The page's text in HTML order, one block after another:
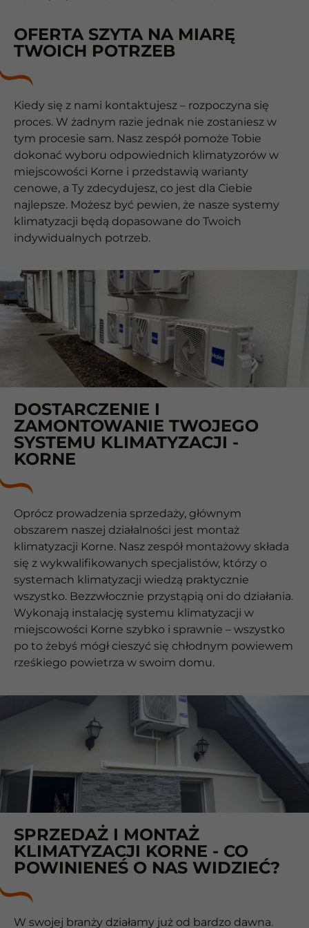
OFERTA SZYTA NA MIARĘ
TWOICH POTRZEB
Kiedy się z nami kontaktujesz – rozpoczyna się
proces. W żadnym razie jednak nie zostaniesz w
tym procesie sam. Nasz zespół pomoże Tobie
dokonać wyboru odpowiednich klimatyzorów w
miejscowości Korne i przedstawią warianty
cenowe, a Ty zdecydujesz, co jest dla Ciebie
najlepsze. Możesz być pewien, że nasze systemy
klimatyzacji będą dopasowane do Twoich
indywidualnych potrzeb.
DOSTARCZENIE I
ZAMONTOWANIE TWOJEGO
SYSTEMU KLIMATYZACJI -
KORNE
Oprócz prowadzenia sprzedaży, głównym
obszarem naszej działalności jest montaż
klimatyzacji Korne. Nasz zespół montażowy składa
się z wykwalifikowanych specjalistów, którzy o
systemach klimatyzacji wiedzą praktycznie
wszystko. Bezzwłocznie przystąpią oni do działania.
Wykonają instalację systemu klimatyzacji w
miejscowości Korne szybko i sprawnie – wszystko
po to żebyś mógł cieszyć się chłodnym powiewem
rześkiego powietrza w swoim domu.
SPRZEDAŻ I MONTAŻ
KLIMATYZACJI KORNE - CO
POWINIENEŚ O NAS WIDZIEĆ?
W swojej branży działamy już od bardzo dawna.